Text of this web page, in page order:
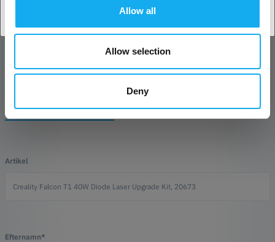
Allow all
Allow selection
Deny
FRÅGOR OM ARTIKELN?
Artikel
Efternamn*